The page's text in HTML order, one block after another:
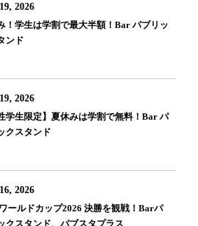
2026
！学生は学割で最大半額！Bar パブリッ
ンド
2026
学生限定】夏休みは学割で無料！Bar パ
クスタンド
2026
ールドカップ2026 決勝を観戦！Barパ
クスタンド、パブスタプラス